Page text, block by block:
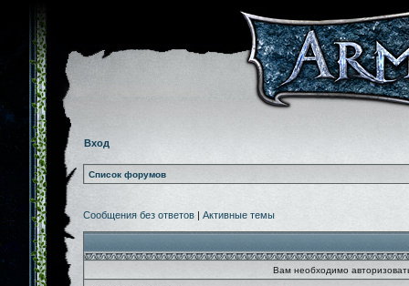
Вход
Список форумов
Сообщения без ответов | Активные темы
Вам необходимо